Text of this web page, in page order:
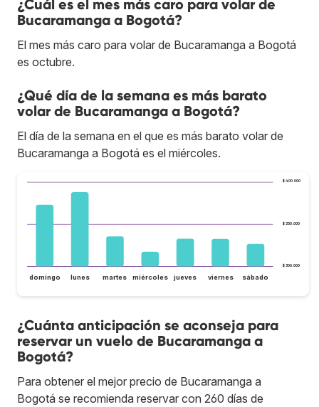
¿Cuál es el mes más caro para volar de
Bucaramanga a Bogotá?
El mes más caro para volar de Bucaramanga a Bogotá
es octubre.
¿Qué día de la semana es más barato
volar de Bucaramanga a Bogotá?
El día de la semana en el que es más barato volar de
Bucaramanga a Bogotá es el miércoles.
$ 300.000
$ 350.000
$ 400.000
domingo lunes martes miércoles jueves viernes sábado
¿Cuánta anticipación se aconseja para
reservar un vuelo de Bucaramanga a
Bogotá?
Para obtener el mejor precio de Bucaramanga a
Bogotá se recomienda reservar con 260 días de